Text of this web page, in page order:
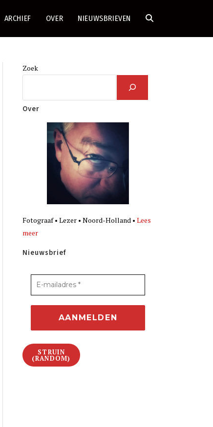
ARCHIEF OVER NIEUWSBRIEVEN TOGGLE
Zoek
Over
Fotograaf • Lezer • Noord-Holland • Lees
meer
Nieuwsbrief
STRUIN
(RANDOM)